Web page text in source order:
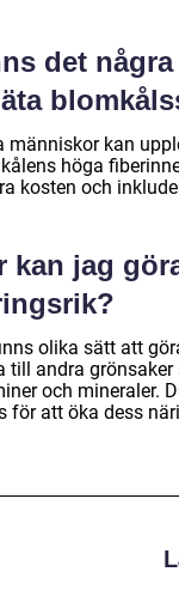
det
människor kan
höga
kosten och
kan jag
olika sätt att
till andra
och mineraler.
för att öka dess